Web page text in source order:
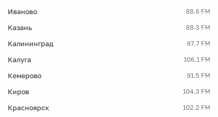
Иваново 88.6 FM
Казань 88.3 FM
Калининград 97.7 FM
Калуга 106.1 FM
Кемерово 91.5 FM
Киров 104.3 FM
Красноярск 102.2 FM